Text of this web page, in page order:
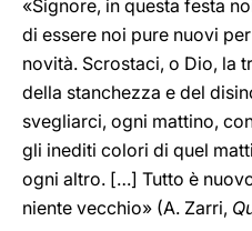
«Signore, in questa festa
di essere noi pure nuovi
novità. Scrostaci, o Dio, la
della stanchezza e del
svegliarci, ogni mattino,
gli inediti colori di quel
ogni altro. […] Tutto è
niente vecchio» (A. Zarri,